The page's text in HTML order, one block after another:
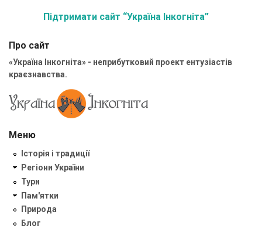
Підтримати сайт “Україна Інкогніта”
Про сайт
«Україна Інкогніта» - неприбутковий проект ентузіастів
краєзнавства.
Меню
Історія і традиції
Регіони України
Тури
Пам'ятки
Природа
Блог